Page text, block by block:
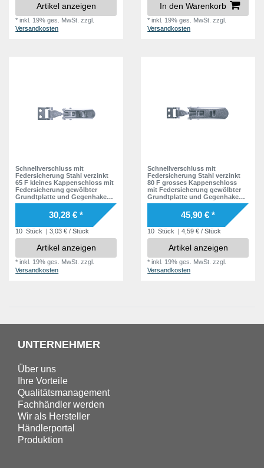
Artikel anzeigen
*inkl. 19% ges. MwSt. zzgl.
Versandkosten
In den Warenkorb
*inkl. 19% ges. MwSt. zzgl.
Versandkosten
Schnellverschluss mit
Federsicherung Stahl verzinkt
65 F kleines Kappenschloss mit
Federsicherung gewölbter
Grundtplatte und Gegenhaken -
Kistenverschluss -
Kofferverschluss - Hebel
Verschluss30,28 € *
10 Stück | 3,03 € / Stück
Artikel anzeigen
*inkl. 19% ges. MwSt. zzgl.
Versandkosten
Schnellverschluss mit
Federsicherung Stahl verzinkt
80 F grosses Kappenschloss
mit Federsicherung gewölbter
Grundtplatte und Gegenhaken -
Kistenverschluss -
Kofferverschluss - Hebel
Verschluss45,90 € *
10 Stück | 4,59 € / Stück
Artikel anzeigen
*inkl. 19% ges. MwSt. zzgl.
Versandkosten
UNTERNEHMER
Über uns
Ihre Vorteile
Qualitätsmanagement
Fachhändler werden
Wir als Hersteller
Händlerportal
Produktion